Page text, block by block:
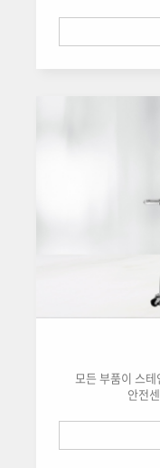
모든 부품이 스
안전